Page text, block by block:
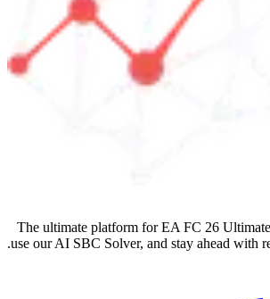
The ultimate platform for EA FC 26
use our AI SBC Solver, and stay ahead with